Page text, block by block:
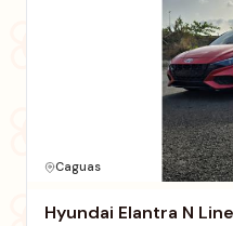
Caguas
Hyundai Elantra N